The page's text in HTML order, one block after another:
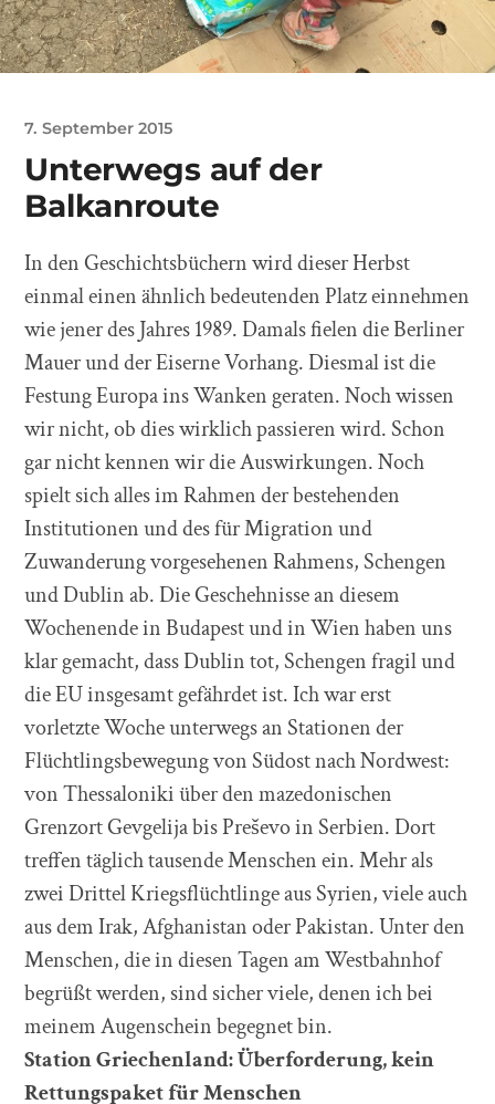
7. September 2015
Unterwegs auf der
Balkanroute
In den Geschichtsbüchern wird dieser Herbst
einmal einen ähnlich bedeutenden Platz einnehmen
wie jener des Jahres 1989. Damals fielen die Berliner
Mauer und der Eiserne Vorhang. Diesmal ist die
Festung Europa ins Wanken geraten. Noch wissen
wir nicht, ob dies wirklich passieren wird. Schon
gar nicht kennen wir die Auswirkungen. Noch
spielt sich alles im Rahmen der bestehenden
Institutionen und des für Migration und
Zuwanderung vorgesehenen Rahmens, Schengen
und Dublin ab. Die Geschehnisse an diesem
Wochenende in Budapest und in Wien haben uns
klar gemacht, dass Dublin tot, Schengen fragil und
die EU insgesamt gefährdet ist. Ich war erst
vorletzte Woche unterwegs an Stationen der
Flüchtlingsbewegung von Südost nach Nordwest:
von Thessaloniki über den mazedonischen
Grenzort Gevgelija bis Preševo in Serbien. Dort
treffen täglich tausende Menschen ein. Mehr als
zwei Drittel Kriegsflüchtlinge aus Syrien, viele auch
aus dem Irak, Afghanistan oder Pakistan. Unter den
Menschen, die in diesen Tagen am Westbahnhof
begrüßt werden, sind sicher viele, denen ich bei
meinem Augenschein begegnet bin.
Station Griechenland:Überforderung, kein
Rettungspaket für Menschen